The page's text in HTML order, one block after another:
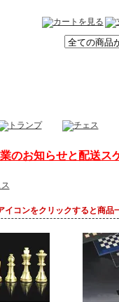
のお知らせと配送ス
イコンをクリックすると商品